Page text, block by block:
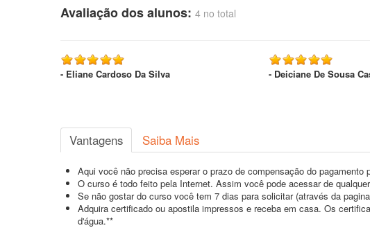
Avaliação dos alunos: 4 no total
- Eliane Cardoso Da Silva - Deiciane De Sousa
Vantagens Saiba Mais
Aqui você não precisa esperar o prazo de compensação do
O curso é todo feito pela Internet. Assim você pode acessar de
Se não gostar do curso você tem 7 dias para solicitar (através da
Adquira certificado ou apostila impressos e receba em casa. Os
d'água.**